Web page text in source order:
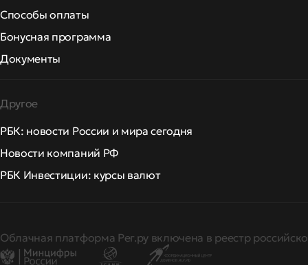
Способы оплаты
Бонусная программа
Документы
Другое
РБК: новости России и мира сегодня
Новости компаний РФ
РБК Инвестиции: курсы валют
Облачная платформа Рег.ру включена в реестр